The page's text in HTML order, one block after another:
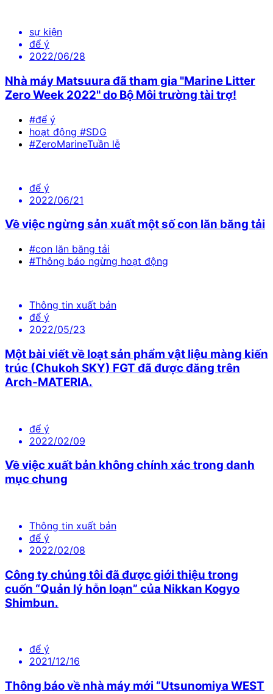
sự kiện
để ý
2022/06/28
Nhà máy Matsuura đã tham gia "Marine Litter
Zero Week 2022" do Bộ Môi trường tài trợ!
#để ý
hoạt động #SDG
#ZeroMarineTuần lễ
để ý
2022/06/21
Về việc ngừng sản xuất một số con lăn băng tải
#con lăn băng tải
#Thông báo ngừng hoạt động
Thông tin xuất bản
để ý
2022/05/23
Một bài viết về loạt sản phẩm vật liệu màng kiến
trúc (Chukoh SKY) FGT đã được đăng trên
Arch-MATERIA.
để ý
2022/02/09
Về việc xuất bản không chính xác trong danh
mục chung
Thông tin xuất bản
để ý
2022/02/08
Công ty chúng tôi đã được giới thiệu trong
cuốn “Quản lý hỗn loạn” của Nikkan Kogyo
Shimbun.
để ý
2021/12/16
Thông báo về nhà máy mới “Utsunomiya WEST